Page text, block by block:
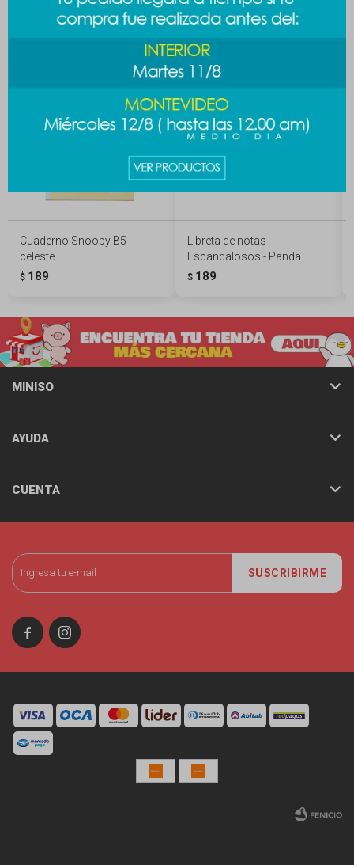
Productos que te pueden interesar
Cuaderno Snoopy B5 -
celeste
$ 189
Libreta de notas
Escandalosos - Panda
$ 189
SUSCRIBIRME
 
MINISO
AYUDA
CUENTA